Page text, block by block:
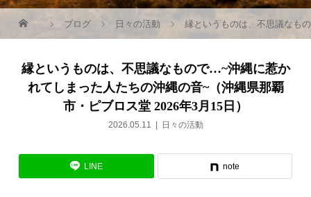
ブログ 日々の活動 縁というものは、不思議なも
縁というものは、不思議なもので…~沖縄に惹か
れてしまった人たちの沖縄の音~（沖縄県那覇
市・ピブロス堂 2026年3月15日）
2026.05.11 日々の活動
LINE note